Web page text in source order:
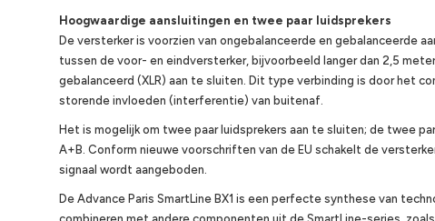
Hoogwaardige aansluitingen en twee paar luidsprekers
De versterker is voorzien van ongebalanceerde en gebalanceerde
tussen de voor- en eindversterker, bijvoorbeeld langer dan 2,5
gebalanceerd (XLR) aan te sluiten. Dit type verbinding is door het
storende invloeden (interferentie) van buitenaf.
Het is mogelijk om twee paar luidsprekers aan te sluiten; de twee
A+B. Conform nieuwe voorschriften van de EU schakelt de
signaal wordt aangeboden.
De Advance Paris SmartLine BX1 is een perfecte synthese van